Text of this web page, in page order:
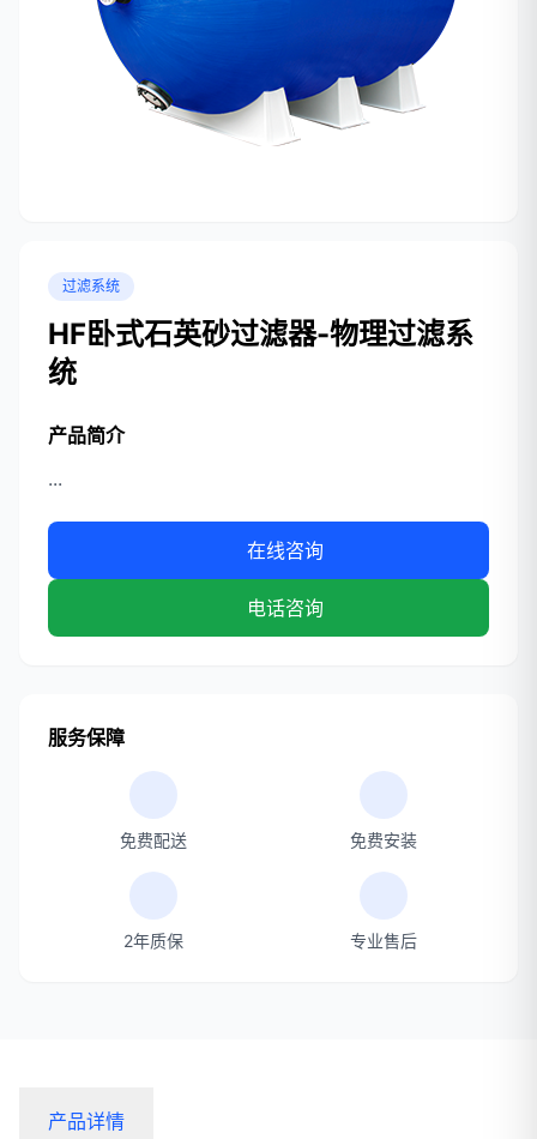
过滤系统
HF卧式石英砂过滤器-物理过滤系
统
产品简介
...
在线咨询
电话咨询
服务保障
免费配送 免费安装
2年质保 专业售后
产品详情